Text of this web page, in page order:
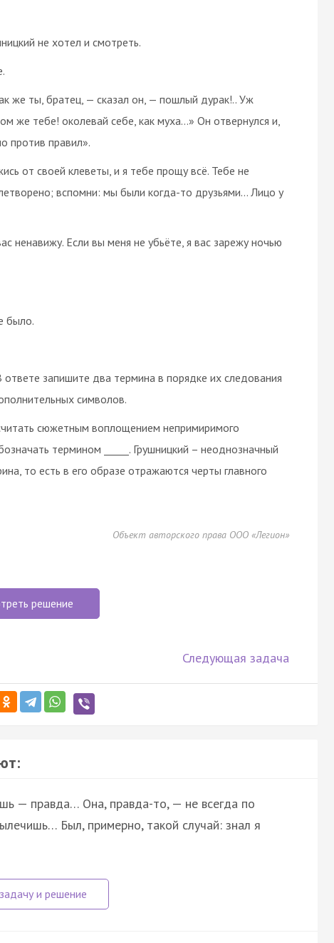
не хотел и смотреть.
же ты, братец, — сказал он, — пошлый дурак!.. Уж
же тебе! околевай себе, как муха…» Он отвернулся и,
против правил».
от своей клеветы, и я тебе прощу всё. Тебе не
вспомни: мы были когда-то друзьями… Лицо у
ненавижу. Если вы меня не убьёте, я вас зарежу ночью
было.
запишите два термина в порядке их следования
символов.
сюжетным воплощением непримиримого
термином _____. Грушницкий – неоднозначный
то есть в его образе отражаются черты главного
Объект авторского права ООО «Легион»
решение
Следующая задача
— правда… Она, правда-то, — не всегда по
Был, примерно, такой случай: знал я